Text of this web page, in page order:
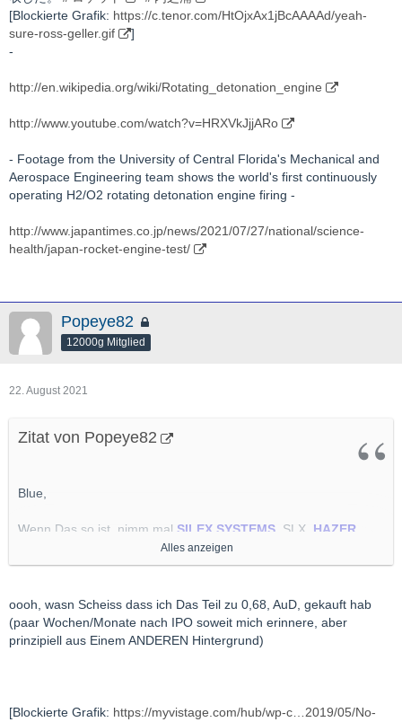
[Blockierte Grafik: https://c.tenor.com/HtOjxAx1jBcAAAAd/yeah-
sure-ross-geller.gif
]
-
http://en.wikipedia.org/wiki/Rotating_detonation_engine
http://www.youtube.com/watch?v=HRXVkJjjARo
- Footage from the University of Central Florida's Mechanical and
Aerospace Engineering team shows the world's first continuously
operating H2/O2 rotating detonation engine firing -
http://www.japantimes.co.jp/news/2021/07/27/national/science-
health/japan-rocket-engine-test/
Popeye82
12000g Mitglied
22. August 2021
Zitat von Popeye82
Blue,
Wenn Das so ist, nimm mal SILEX SYSTEMS , SLX, HAZER
, HZR und vielleicht auch noch
UUUUUNBEDINGTauf Deinen Arbeitszettel empfehle.
Alle(s) Känguruh Schuppen.
Sind Teil Meiner "Energy Transition" Abteilung, Alle 3.
Alles anzeigen
oooh, wasn Scheiss dass ich Das Teil zu 0,68, AuD, gekauft hab
(paar Wochen/Monate nach IPO soweit mich erinnere, aber
prinzipiell aus Einem ANDEREN Hintergrund)
[Blockierte Grafik: https://myvistage.com/hub/wp-c…2019/05/No-